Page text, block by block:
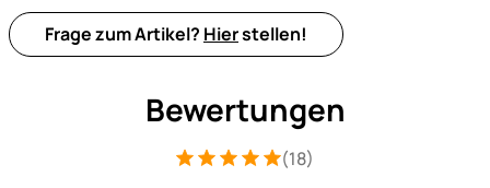
Frage zum Artikel? Hierstellen!
Bewertungen
Bewertung: 5 von 5 (18 Bewertungen)
18 Bewertungen
(18)